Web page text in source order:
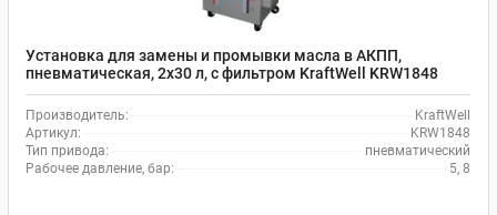
Установка для замены и промывки масла в АКПП,
пневматическая, 2x30 л, с фильтром KraftWell KRW1848
Производитель:
KraftWell
Артикул:
KRW1848
Тип привода:
пневматический
Рабочее давление, бар:
5, 8